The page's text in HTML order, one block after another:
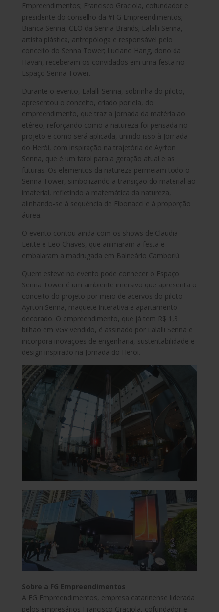
Empreendimentos; Francisco Graciola, cofundador e
presidente do conselho da #FG Empreendimentos;
Bianca Senna, CEO da ​S​enna Brands; Lalalli Senna,
artista plástica, antropóloga e responsável pelo
conceito do Senna Tower; Luciano Hang, dono da
Havan, receberam os convidados em uma festa no
Espaço Senna Tower.
Durante o evento, Lalalli Senna, sobrinha do piloto,
apresentou o conceito, criado por ela, do
empreendimento, que traz a jornada da matéria ao
etéreo, reforçando como a natureza foi pensada no
projeto e como será aplicada, unindo isso à Jornada
do Herói, com inspiração na trajetória de Ayrton
Senna, que é um farol para a geração atual e as
futuras. Os elementos da natureza permeiam todo o
Senna Tower, simbolizando a transição do material ao
imaterial, refletindo a matemática da natureza,
alinhando-se à sequência de Fibonacci e à proporção
áurea.
O evento contou ainda com os shows de Claudia
Leitte e Leo Chaves, que animaram a festa e
embalaram a madrugada em Balneário Camboriú.
Quem esteve no evento pode conhecer o Espaço
Senna Tower é um ambiente imersivo que apresenta o
conceito do projeto por meio de acervos do piloto
Ayrton Senna, maquete interativa e apartamento
decorado. O empreendimento, que já tem R$ 1,3
bilhão em VGV vendido, é assinado por Lalalli Senna e
incorpora inovações de engenharia, sustentabilidade e
design inspirado na Jornada do Herói.
Sobre a FG Empreendimentos
A FG Empreendimentos, empresa catarinense liderada
pelos empresários Francisco Graciola, cofundador e